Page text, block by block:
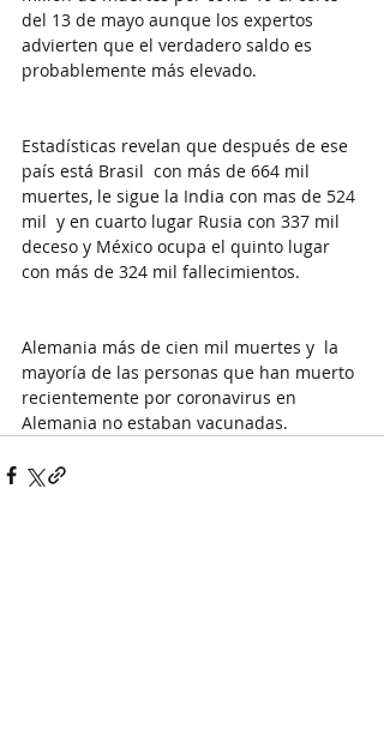
del 13 de mayo aunque los expertos
advierten que el verdadero saldo es
probablemente más elevado.
Estadísticas revelan que después de ese
país está Brasil  con más de 664 mil
muertes, le sigue la India con mas de 524
mil  y en cuarto lugar Rusia con 337 mil
deceso y México ocupa el quinto lugar
con más de 324 mil fallecimientos.
Alemania más de cien mil muertes y la
mayoría de las personas que han muerto
recientemente por coronavirus en
Alemania no estaban vacunadas.